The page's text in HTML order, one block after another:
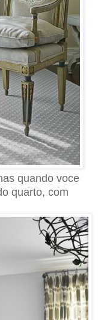
quando voce
quarto, com